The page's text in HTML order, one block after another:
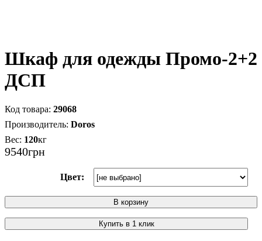
Шкаф для одежды Промо-2+2
ДСП
29068
Doros
120кг
9540грн
Цвет:
В корзину
Купить в 1 клик